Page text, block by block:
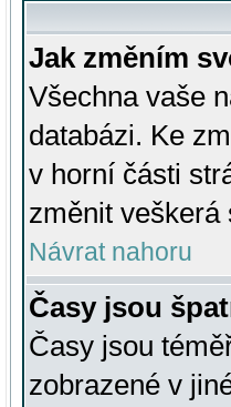
Jak změním
Všechna vaše
databázi. Ke
v horní části
změnit veškerá
Návrat nahoru
Časy jsou
Časy jsou
zobrazené v